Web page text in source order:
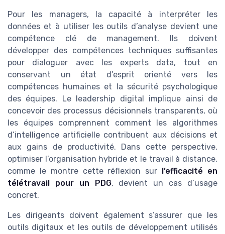
Pour les managers, la capacité à interpréter les
données et à utiliser les outils d’analyse devient une
compétence clé de management. Ils doivent
développer des compétences techniques suffisantes
pour dialoguer avec les experts data, tout en
conservant un état d’esprit orienté vers les
compétences humaines et la sécurité psychologique
des équipes. Le leadership digital implique ainsi de
concevoir des processus décisionnels transparents, où
les équipes comprennent comment les algorithmes
d’intelligence artificielle contribuent aux décisions et
aux gains de productivité. Dans cette perspective,
optimiser l’organisation hybride et le travail à distance,
comme le montre cette réflexion sur
l’efficacité en
télétravail pour un PDG, devient un cas d’usage
concret.
Les dirigeants doivent également s’assurer que les
outils digitaux et les outils de développement utilisés